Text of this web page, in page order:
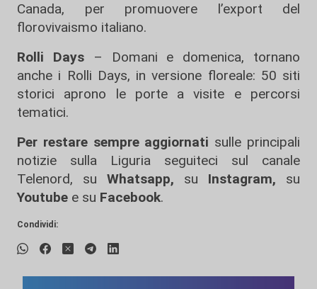
Canada, per promuovere l’export del
florovivaismo italiano.
Rolli Days– Domani e domenica, tornano
anche i Rolli Days, in versione floreale: 50 siti
storici aprono le porte a visite e percorsi
tematici.
Per restare sempre aggiornati sulle principali
notizie sulla Liguria seguiteci sul canale
Telenord, su
Whatsapp, su Instagram, su
Youtube e su Facebook.
Condividi: